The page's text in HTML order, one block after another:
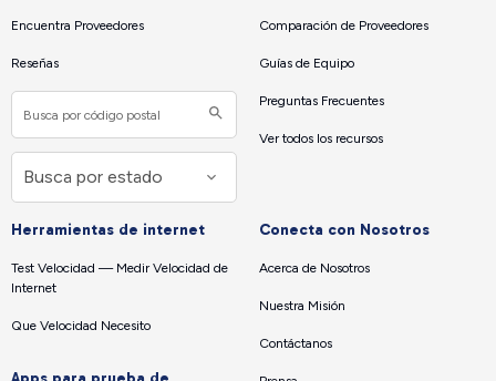
Encuentra Proveedores
Reseñas
Comparación de Proveedores
Guías de Equipo
Preguntas Frecuentes
Ver todos los recursos
Herramientas de internet
Test Velocidad — Medir Velocidad de
Internet
Que Velocidad Necesito
Conecta con Nosotros
Acerca de Nosotros
Nuestra Misión
Contáctanos